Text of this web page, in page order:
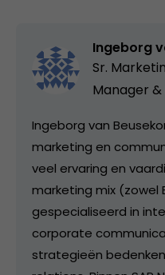
Ingeborg
Sr.
Manager &
Ingeborg van
marketing en
veel ervaring en
marketing mix (zowel
gespecialiseerd in
corporate
strategieën